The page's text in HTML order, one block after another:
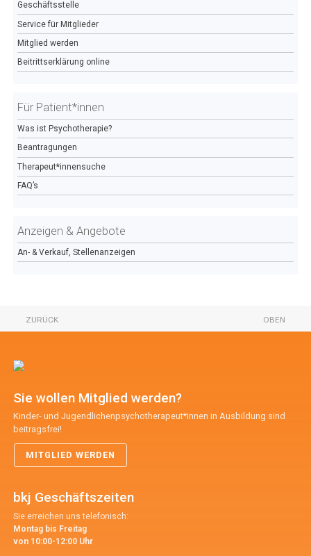
Geschäftsstelle
Service für Mitglieder
Mitglied werden
Beitrittserklärung online
Für Patient*innen
Was ist Psychotherapie?
Beantragungen
Therapeut*innensuche
FAQ’s
Anzeigen & Angebote
An- & Verkauf, Stellenanzeigen
OBEN
ZURÜCK
Sie wollen Mitglied werden?
Kinder- und Jugendlichenpsychotherapeut*innen in Ausbildung sind
beitragsfrei!
MITGLIED WERDEN
bkj Geschäftszeiten
Sie erreichen uns telefonisch:
Montag bis Freitag
von 10:00-12:00 Uhr